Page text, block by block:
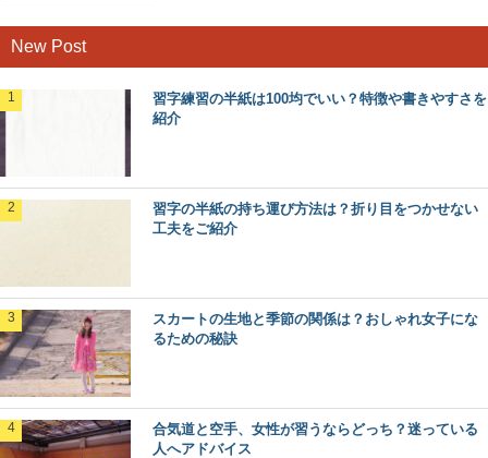
New Post
習字練習の半紙は100均でいい？特徴や書きやすさを
紹介
習字の半紙の持ち運び方法は？折り目をつかせない
工夫をご紹介
スカートの生地と季節の関係は？おしゃれ女子にな
るための秘訣
合気道と空手、女性が習うならどっち？迷っている
人へアドバイス